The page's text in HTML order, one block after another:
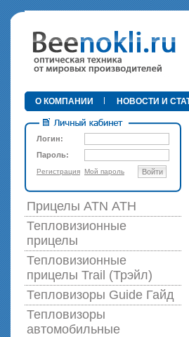
•
О КОМПАНИИ НОВОСТИ И
Логин:
Пароль:
Регистрация Мой пароль Войти
Прицелы ATN АТН
Тепловизионные
прицелы
Тепловизионные
прицелы Trail (Трэйл)
Тепловизоры Guide Гайд
Тепловизоры
автомобильные